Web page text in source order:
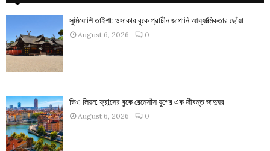
সুমিয়োশি তাইশা: ওসাকার বুকে প্রাচীন জাপানি আধ্যাত্মিকতার ছোঁয়া
August 6, 2026 0
ভিও লিয়ন: ফ্রান্সের বুকে রেনেসাঁস যুগের এক জীবন্ত জাদুঘর
August 6, 2026 0